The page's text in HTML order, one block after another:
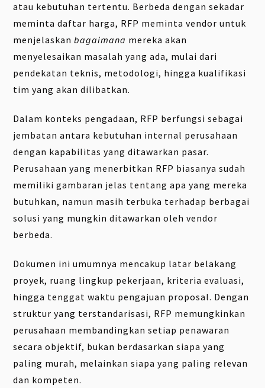
atau kebutuhan tertentu. Berbeda dengan sekadar
meminta daftar harga, RFP meminta vendor untuk
menjelaskanbagaimana mereka akan
menyelesaikan masalah yang ada, mulai dari
pendekatan teknis, metodologi, hingga kualifikasi
tim yang akan dilibatkan.
Dalam konteks pengadaan, RFP berfungsi sebagai
jembatan antara kebutuhan internal perusahaan
dengan kapabilitas yang ditawarkan pasar.
Perusahaan yang menerbitkan RFP biasanya sudah
memiliki gambaran jelas tentang apa yang mereka
butuhkan, namun masih terbuka terhadap berbagai
solusi yang mungkin ditawarkan oleh vendor
berbeda.
Dokumen ini umumnya mencakup latar belakang
proyek, ruang lingkup pekerjaan, kriteria evaluasi,
hingga tenggat waktu pengajuan proposal. Dengan
struktur yang terstandarisasi, RFP memungkinkan
perusahaan membandingkan setiap penawaran
secara objektif, bukan berdasarkan siapa yang
paling murah, melainkan siapa yang paling relevan
dan kompeten.